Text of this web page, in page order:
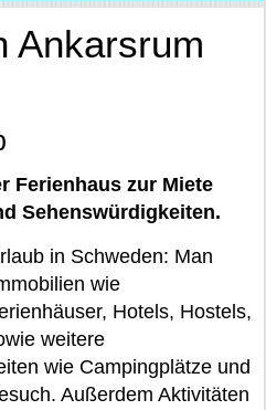
Ankarsrum
Ferienhaus zur Miete
Sehenswürdigkeiten.
in Schweden: Man
wie
Hotels, Hostels,
weitere
wie Campingplätze und
Außerdem Aktivitäten